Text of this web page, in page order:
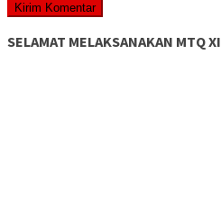
SELAMAT MELAKSANAKAN MTQ XI